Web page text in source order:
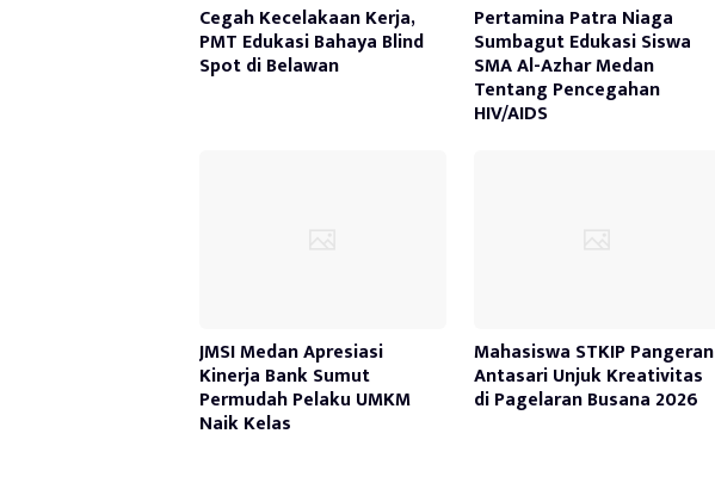
Cegah Kecelakaan Kerja,
PMT Edukasi Bahaya Blind
Spot di Belawan
Pertamina Patra Niaga
Sumbagut Edukasi Siswa
SMA Al-Azhar Medan
Tentang Pencegahan
HIV/AIDS
JMSI Medan Apresiasi
Kinerja Bank Sumut
Permudah Pelaku UMKM
Naik Kelas
Mahasiswa STKIP Pangeran
Antasari Unjuk Kreativitas
di Pagelaran Busana 2026